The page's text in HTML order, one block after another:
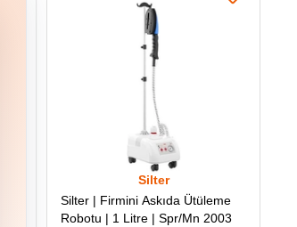
Silter
Silter | Firmini Askıda Ütüleme
Robotu | 1 Litre | Spr/Mn 2003